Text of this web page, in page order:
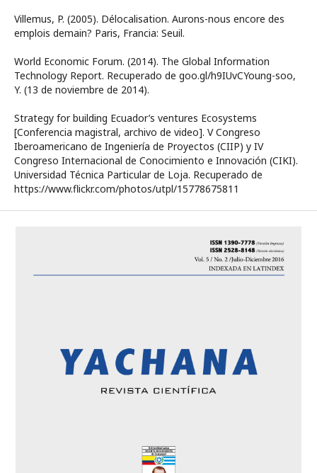
Villemus, P. (2005). Délocalisation. Aurons-nous encore des
emplois demain? Paris, Francia: Seuil.
World Economic Forum. (2014). The Global Information
Technology Report. Recuperado de goo.gl/h9IUvCYoung-soo,
Y. (13 de noviembre de 2014).
Strategy for building Ecuador’s ventures Ecosystems
[Conferencia magistral, archivo de video]. V Congreso
Iberoamericano de Ingeniería de Proyectos (CIIP) y IV
Congreso Internacional de Conocimiento e Innovación (CIKI).
Universidad Técnica Particular de Loja. Recuperado de
https://www.flickr.com/photos/utpl/15778675811